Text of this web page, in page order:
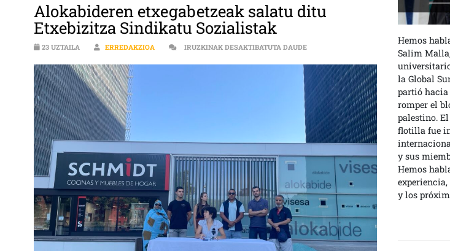
Alokabideren etxegabetzeak salatu ditu
Etxebizitza Sindikatu Sozialistak
23 UZTAILA ERREDAKZIOA IRUZKINAK DESAKTIBATUTA DAUDEALOKABIDEREN ETXEGABETZEAK
Hemos
Salim
la Global
partió hacia
romper el
palestino.
flotilla fue
y sus
Hemos
y los